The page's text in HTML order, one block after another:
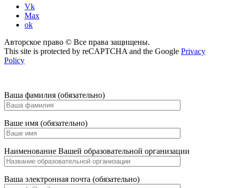
Vk
Max
ok
Авторское право © Все права защищены.
This site is protected by reCAPTCHA and the Google Privacy
Policy
Ваша фамилия (обязательно)
Ваше имя (обязательно)
Наименование Вашей образовательной организации
Ваша электронная почта (обязательно)